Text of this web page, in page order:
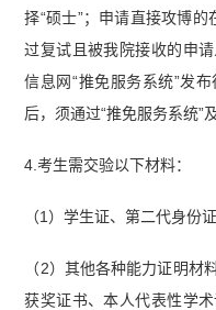
择“硕士”；申请直接攻博的
过复试且被我院接收的申
信息网“推免服务系统”发
后，须通过“推免服务系统”
4.考生需交验以下材料：
（1）学生证、第二代身份
（2）其他各种能力证明材
获奖证书、本人代表性学